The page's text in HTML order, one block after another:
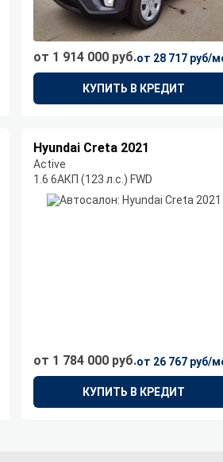
от 1 914 000 руб.от 28 717 руб/
КУПИТЬ В КРЕДИТ
Hyundai Creta 2021
Active
1.6 6AКП (123 л.с.) FWD
от 1 784 000 руб.от 26 767 руб/
КУПИТЬ В КРЕДИТ